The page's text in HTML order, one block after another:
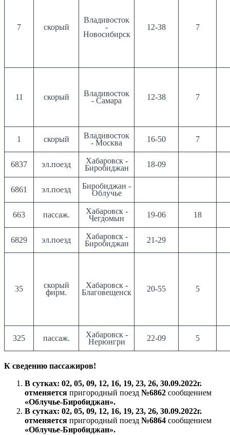
7 скорый
Владивосток
-
Новосибирск
12-38 7
11 скорый
Владивосток
- Самара
12-38 7
1 скорый
Владивосток
- Москва
16-50 7
6837 эл.поезд
Хабаровск -
Биробиджан
18-09
6861 эл.поезд
Биробиджан -
Облучье
663 пассаж.
Хабаровск -
Чегдомын
19-06 18
6829 эл.поезд
Хабаровск -
Биробиджан
21-29
35
скорый
фирм.
Хабаровск -
Благовещенск
20-55 5
325 пассаж.
Хабаровск -
Нерюнгри
22-09 5
К сведению пассажиров!
В сутках: 02, 05, 09, 12, 16, 19, 23, 26, 30.09.2022г.
отменяется пригородный поезд №6862 сообщением
«Облучье-Биробиджан».
В сутках: 02, 05, 09, 12, 16, 19, 23, 26, 30.09.2022г.
отменяется пригородный поезд №6864 сообщением
«Облучье-Биробиджан».